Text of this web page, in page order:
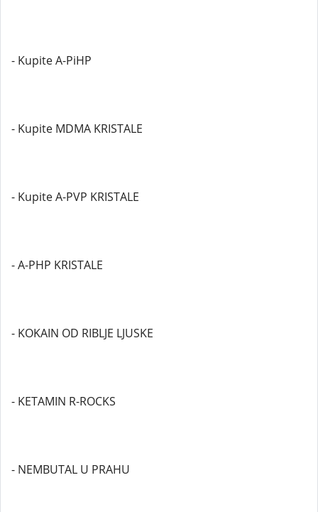
- Kupite A-PiHP
- Kupite MDMA KRISTALE
- Kupite A-PVP KRISTALE
- A-PHP KRISTALE
- KOKAIN OD RIBLJE LJUSKE
- KETAMIN R-ROCKS
- NEMBUTAL U PRAHU